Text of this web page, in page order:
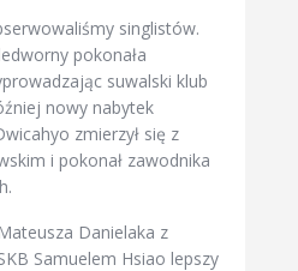
singlistów.
pokonała
suwalski klub
nowy nabytek
zmierzył się z
i pokonał zawodnika
Danielaka z
Samuelem Hsiao lepszy